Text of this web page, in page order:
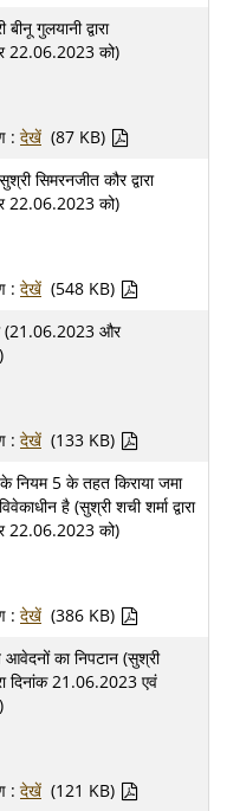
गुलयानी द्वारा
को)
: देखें (87 KB)
सिमरनजीत कौर द्वारा
को)
: देखें (548 KB)
(21.06.2023 और
: देखें (133 KB)
नियम 5 के तहत किराया जमा
है (सुश्री शची शर्मा द्वारा
को)
: देखें (386 KB)
का निपटान (सुश्री
दिनांक 21.06.2023 एवं
: देखें (121 KB)